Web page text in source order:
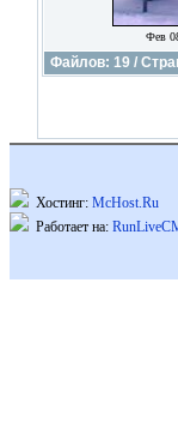
Фев
Файлов: 19 /
Хостинг: McHost.Ru
Работает на: